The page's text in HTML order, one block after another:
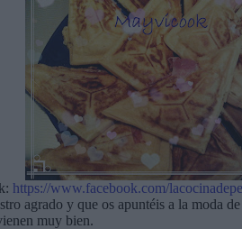
https://www.facebook.com/
agrado y que os apuntéis a la moda
muy bien.